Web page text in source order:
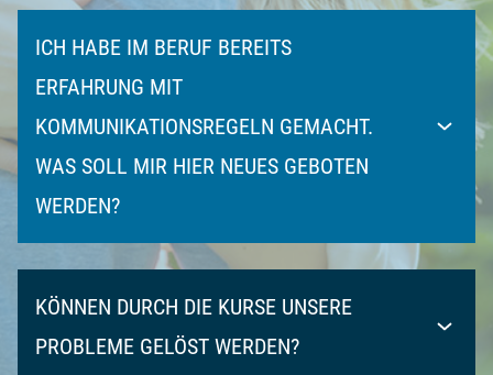
ICH HABE IM BERUF BEREITS
ERFAHRUNG MIT
KOMMUNIKATIONSREGELN GEMACHT.
WAS SOLL MIR HIER NEUES GEBOTEN
WERDEN?
KÖNNEN DURCH DIE KURSE UNSERE
PROBLEME GELÖST WERDEN?